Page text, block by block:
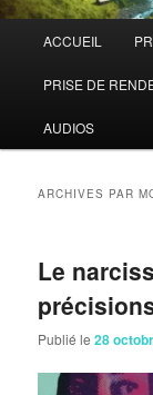
principal
ACCUEIL
PRISE DE
AUDIOS
ARCHIVES PAR
Le
Publié le28